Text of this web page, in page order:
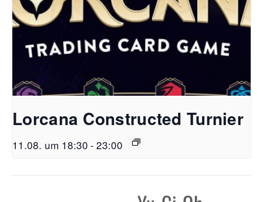
Lorcana Constructed Turnier
11.08. um 18:30 - 23:00